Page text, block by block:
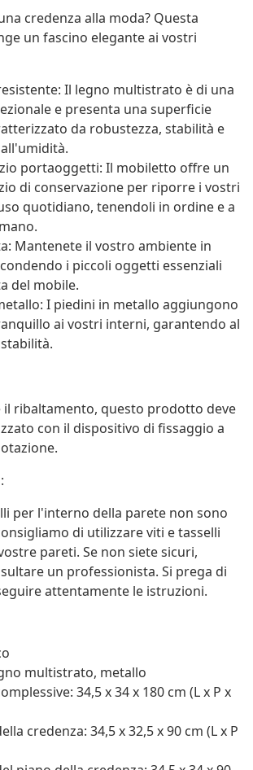
credenza alla moda? Questa
un fascino elegante ai vostri
Il legno multistrato è di una
e presenta una superficie
da robustezza, stabilità e
portaoggetti: Il mobiletto offre un
di conservazione per riporre i vostri
quotidiano, tenendoli in ordine e a
Mantenete il vostro ambiente in
i piccoli oggetti essenziali
del mobile.
I piedini in metallo aggiungono
ai vostri interni, garantendo al
il ribaltamento, questo prodotto deve
con il dispositivo di fissaggio a
per l'interno della parete non sono
di utilizzare viti e tasselli
pareti. Se non siete sicuri,
un professionista. Si prega di
attentamente le istruzioni.
multistrato, metallo
34,5 x 34 x 180 cm (L x P x
credenza: 34,5 x 32,5 x 90 cm (L x P